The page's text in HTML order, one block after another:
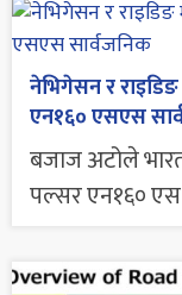
नेभिगेसन र
एन१६० एसएस
बजाज अटोले
पल्सर एन१६०